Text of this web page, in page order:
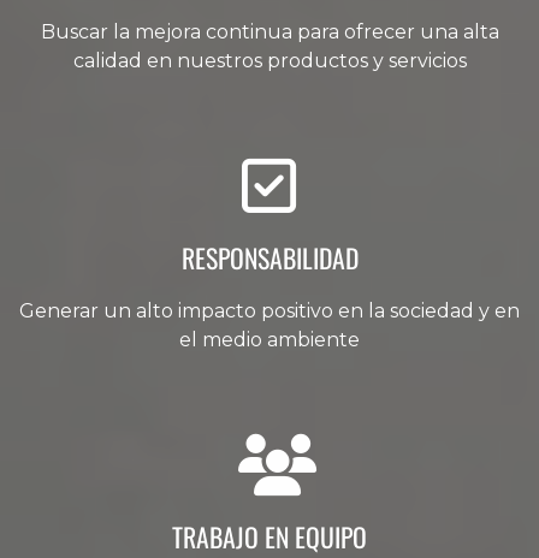
Buscar la mejora continua para ofrecer una alta
calidad en nuestros productos y servicios
RESPONSABILIDAD
Generar un alto impacto positivo en la sociedad y en
el medio ambiente
TRABAJO EN EQUIPO